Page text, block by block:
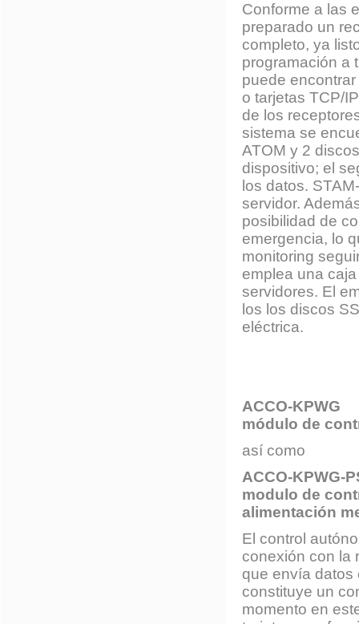
Conforme a las
preparado un
completo, ya
programación a
puede
o tarjetas TCP/
de los
sistema se
ATOM y 2
dispositivo; el
los datos.
servidor.
posibilidad de
emergencia, lo
monitoring
emplea una
servidores. El
los los discos
eléctrica.
ACCO-KPWG
módulo de
así como
ACCO-KPWG-
modulo de
alimentación
El control
conexión con la
que envía datos
constituye un
momento en